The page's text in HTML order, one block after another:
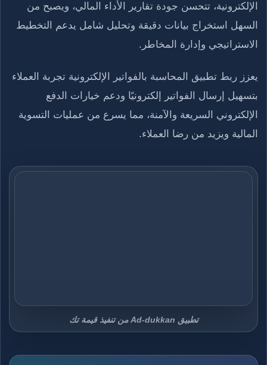
الإلكترونية، تتحسن جودة تقارير الأداء المالي، ويصبح من
السهل استخراج بيانات دقيقة وتحليل شامل يدعم التخطيط
الاستراتيجي وإدارة المخاطر.
يعزز ربط تطبيق المحاسبة بالفواتير الإلكترونية تجربة العملاء
بتسهيل إرسال الفواتير إلكترونيًا ودعم خيارات الدفع
الإلكتروني السريعة والآمنة، مما يسرع من عمليات التسوية
المالية ويزيد من رضا العملاء.
تطبيق Ad-dukkan من تنفيذ قيمة تك